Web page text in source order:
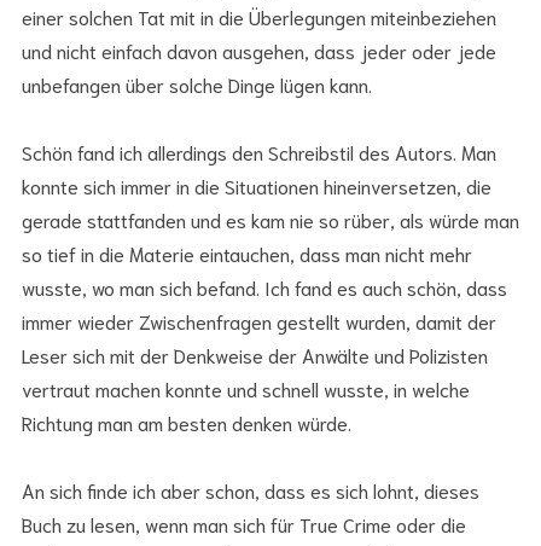
einer solchen Tat mit in die Überlegungen miteinbeziehen
und nicht einfach davon ausgehen, dass jeder oder jede
unbefangen über solche Dinge lügen kann.
Schön fand ich allerdings den Schreibstil des Autors. Man
konnte sich immer in die Situationen hineinversetzen, die
gerade stattfanden und es kam nie so rüber, als würde man
so tief in die Materie eintauchen, dass man nicht mehr
wusste, wo man sich befand. Ich fand es auch schön, dass
immer wieder Zwischenfragen gestellt wurden, damit der
Leser sich mit der Denkweise der Anwälte und Polizisten
vertraut machen konnte und schnell wusste, in welche
Richtung man am besten denken würde.
An sich finde ich aber schon, dass es sich lohnt, dieses
Buch zu lesen, wenn man sich für True Crime oder die